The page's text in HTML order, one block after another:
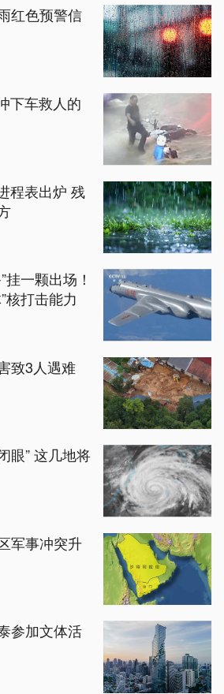
红色预警信
下车救人的
程表出炉 残
一颗出场！
核打击能力
致3人遇难
眼” 这几地将
军事冲突升
参加文体活